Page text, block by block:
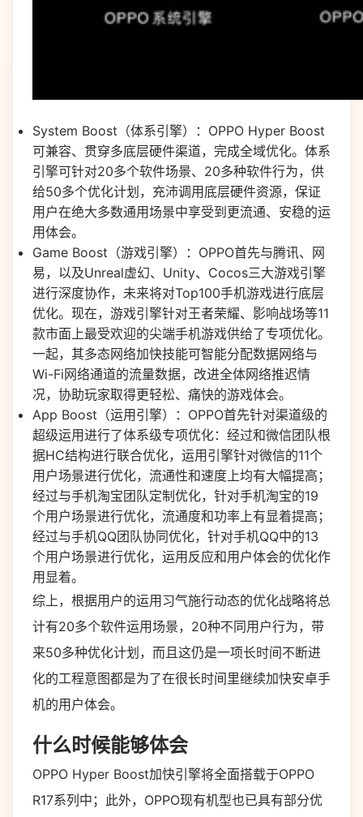
System Boost（体系引擎）：OPPO Hyper Boost
可兼容、贯穿多底层硬件渠道，完成全域优化。体系
引擎可针对20多个软件场景、20多种软件行为，供
给50多个优化计划，充沛调用底层硬件资源，保证
用户在绝大多数通用场景中享受到更流通、安稳的运
用体会。
Game Boost（游戏引擎）：OPPO首先与腾讯、网
易，以及Unreal虚幻、Unity、Cocos三大游戏引擎
进行深度协作，未来将对Top100手机游戏进行底层
优化。现在，游戏引擎针对王者荣耀、影响战场等11
款市面上最受欢迎的尖端手机游戏供给了专项优化。
一起，其多态网络加快技能可智能分配数据网络与
Wi-Fi网络通道的流量数据，改进全体网络推迟情
况，协助玩家取得更轻松、痛快的游戏体会。
App Boost（运用引擎）：OPPO首先针对渠道级的
超级运用进行了体系级专项优化：经过和微信团队根
据HC结构进行联合优化，运用引擎针对微信的11个
用户场景进行优化，流通性和速度上均有大幅提高；
经过与手机淘宝团队定制优化，针对手机淘宝的19
个用户场景进行优化，流通度和功率上有显着提高；
经过与手机QQ团队协同优化，针对手机QQ中的13
个用户场景进行优化，运用反应和用户体会的优化作
用显着。
综上，根据用户的运用习气施行动态的优化战略将总
计有20多个软件运用场景，20种不同用户行为，带
来50多种优化计划，而且这仍是一项长时间不断进
化的工程意图都是为了在很长时间里继续加快安卓手
机的用户体会。
什么时候能够体会
OPPO Hyper Boost加快引擎将全面搭载于OPPO
R17系列中；此外，OPPO现有机型也已具有部分优